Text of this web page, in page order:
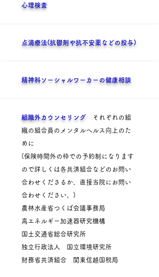
心理検査
点滴療法(抗鬱剤や抗不安薬などの投与)
精神科ソーシャルワーカーの健康相談
組織外カウンセリング
それぞれの組
織の組合員のメンタルヘルス向上のた
めに
(保険時間外の枠での予約制になります
ので詳しくは各共済組合などのお問い
合わせくださるか、直接当院にお問い
合わせください。)
農林水産省つくば会議事務局
高エネルギー加速器研究機構
国土交通省総合研究所
​独立行政法人 国立環境研究所
​財務省共済組合 関東信越国税局